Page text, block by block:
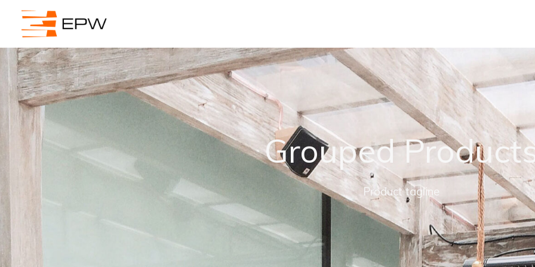
Grouped
Product tagline